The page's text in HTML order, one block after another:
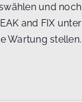
und noch
and FIX unter
Wartung stellen.